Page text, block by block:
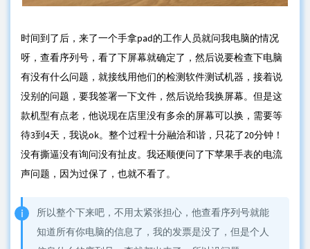
时间到了后，来了一个手拿pad的工作人员就问我电脑的情况
呀，查看序列号，看了下屏幕就确定了，然后说要检查下电脑
有没有什么问题，就接线用他们的检测软件测试机器，接着说
没别的问题，要我签署一下文件，然后说给我换屏幕。但是这
款机型有点老，他说现在店里没有多余的屏幕可以换，需要等
待3到4天，我说ok。整个过程十分融洽和谐，只花了20分钟！
没有撕逼没有询问没有扯皮。我还顺便问了下苹果手表的电流
声问题，因为过保了，也就不看了。
所以整个下来吧，不用太紧张担心，他查看序列号就能
知道所有你电脑的信息了，我的发票是没了，但是个人